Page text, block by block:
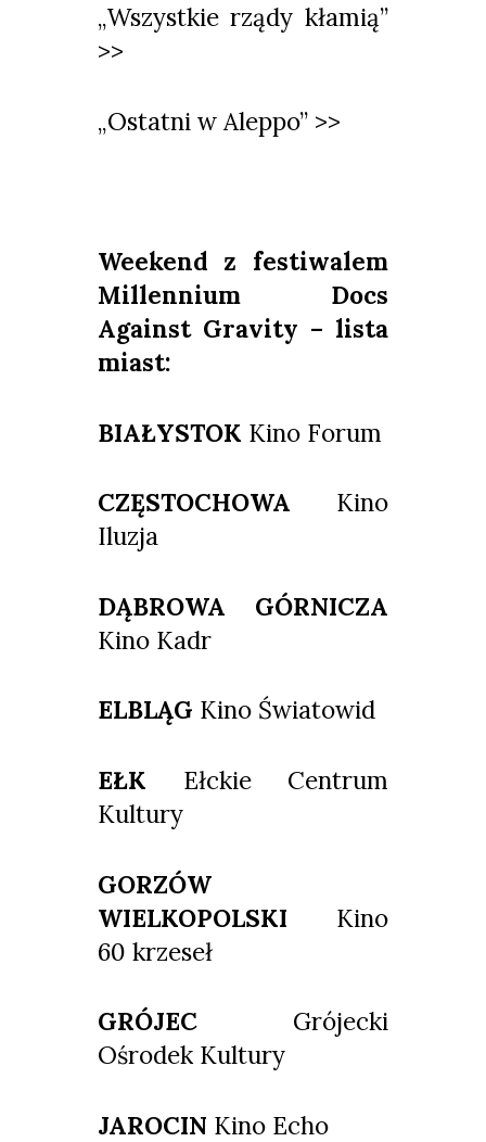
„Wszystkie rządy kłamią”
>>
„Ostatni w Aleppo” >>
Weekend z festiwalem
Millennium Docs
Against Gravity – lista
miast:
BIAŁYSTOK Kino Forum
CZĘSTOCHOWA Kino
Iluzja
DĄBROWA GÓRNICZA
Kino Kadr
ELBLĄG Kino Światowid
EŁK Ełckie Centrum
Kultury
GORZÓW
WIELKOPOLSKI Kino
60 krzeseł
GRÓJECGrójecki
Ośrodek Kultury
JAROCIN Kino Echo